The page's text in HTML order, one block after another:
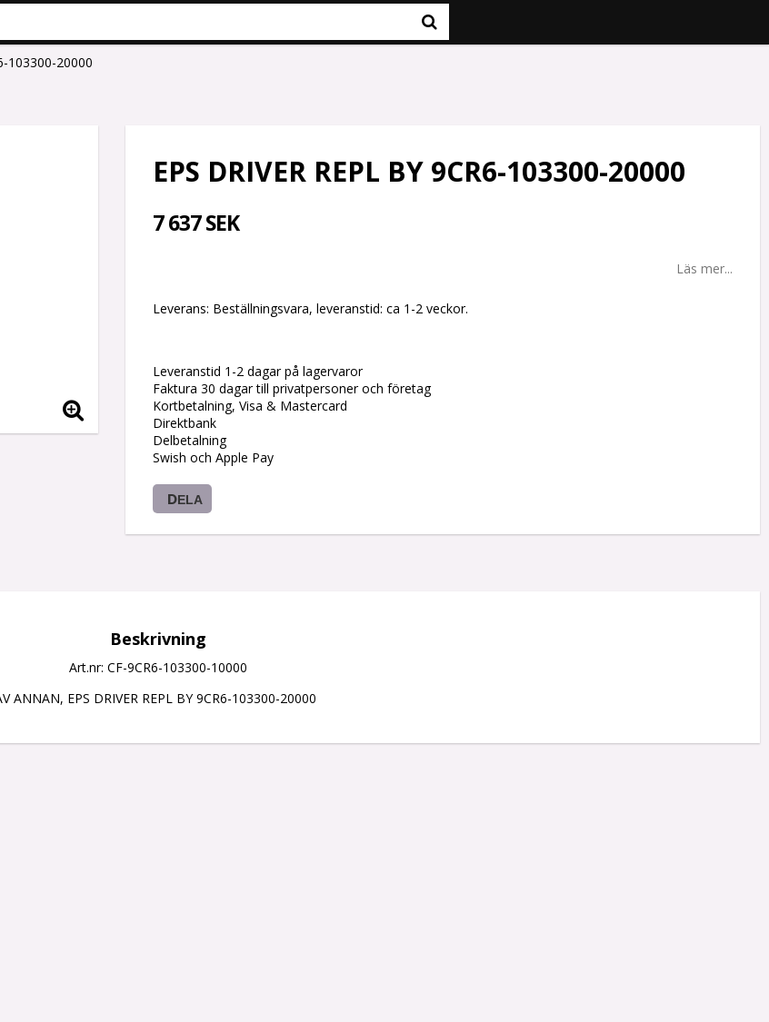
103300-20000
EPS DRIVER REPL BY 9CR6-103300-20000
7 637 SEK
Läs mer...
Leverans: Beställningsvara, leveranstid: ca 1-2 veckor.
Leveranstid 1-2 dagar på lagervaror
Faktura 30 dagar till privatpersoner och företag
Kortbetalning, Visa & Mastercard
Direktbank
Delbetalning
Swish och Apple Pay
DELA
Beskrivning
Art.nr: CF-9CR6-103300-10000
ANNAN, EPS DRIVER REPL BY 9CR6-103300-20000